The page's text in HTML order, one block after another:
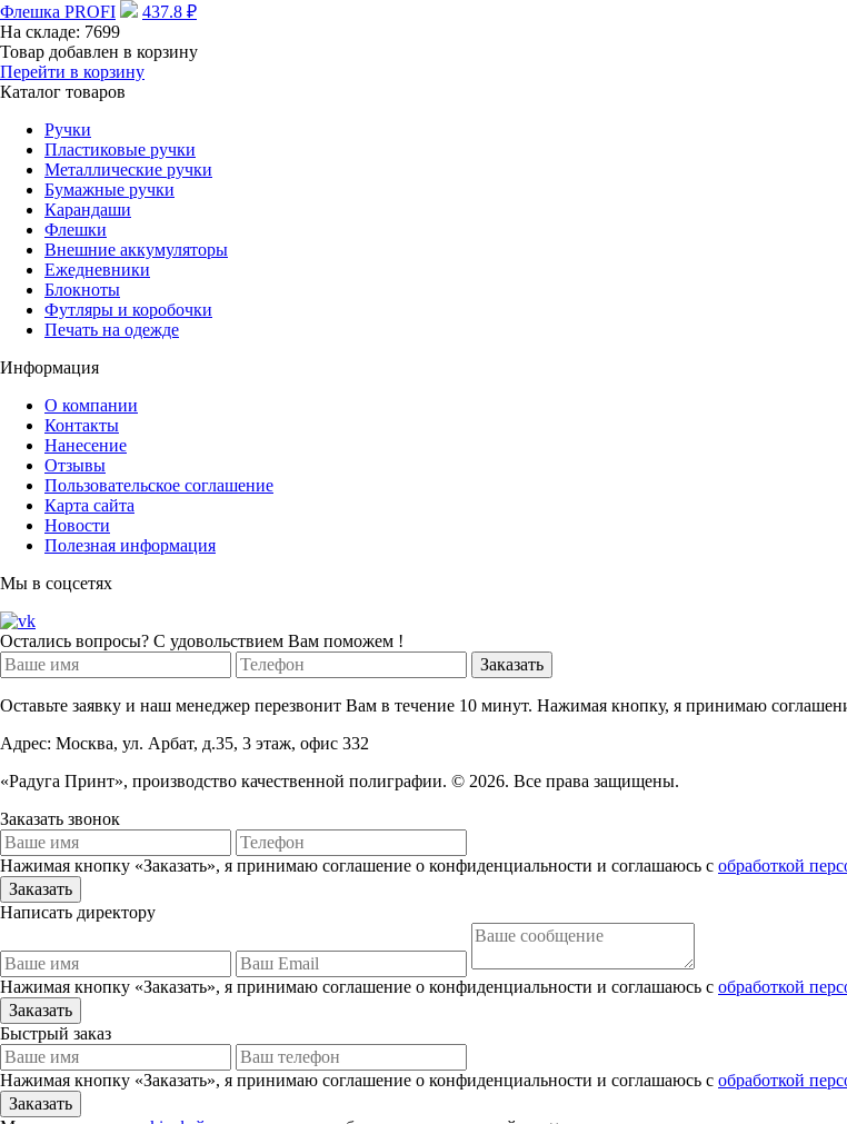
Флешка PROFI
437.8 ₽
На складе: 7699
Товар добавлен в корзину
Перейти в корзину
Каталог товаров
Ручки
Пластиковые ручки
Металлические ручки
Бумажные ручки
Карандаши
Флешки
Внешние аккумуляторы
Ежедневники
Блокноты
Футляры и коробочки
Печать на одежде
Информация
О компании
Контакты
Нанесение
Отзывы
Пользовательское соглашение
Карта сайта
Новости
Полезная информация
Мы в соцсетях
Остались вопросы? С удовольствием Вам поможем !
Оставьте заявку и наш менеджер перезвонит Вам в течение 10 минут. Нажимая кнопку, я принимаю
Адрес: Москва, ул. Арбат, д.35, 3 этаж, офис 332
«Радуга Принт», производство качественной полиграфии. © 2026. Все права защищены.
Заказать звонок
Нажимая кнопку «Заказать», я принимаю соглашение о конфиденциальности и соглашаюсь с обработкой
Написать директору
Нажимая кнопку «Заказать», я принимаю соглашение о конфиденциальности и соглашаюсь с обработкой
Быстрый заказ
Нажимая кнопку «Заказать», я принимаю соглашение о конфиденциальности и соглашаюсь с обработкой